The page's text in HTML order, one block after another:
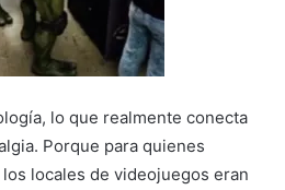
lo que realmente conecta
Porque para quienes
locales de videojuegos eran